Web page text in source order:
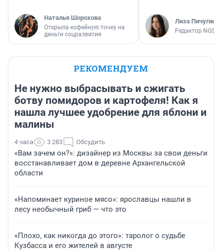
Наталья Шорохова
Открыла кофейную точку на
деньги соцразвития
Лиза Пичугина
Редактор
РЕКОМЕНДУЕМ
Не нужно выбрасывать и сжигать
ботву помидоров и картофеля! Как я
нашла лучшее удобрение для яблони и
малины
4 часа 3 283 Обсудить
«Вам зачем он?»: дизайнер из Москвы за свои деньги
восстанавливает дом в деревне Архангельской
области
«Напоминает куриное мясо»: ярославцы нашли в
лесу необычный гриб — что это
«Плохо, как никогда до этого»: таролог о судьбе
Кузбасса и его жителей в августе